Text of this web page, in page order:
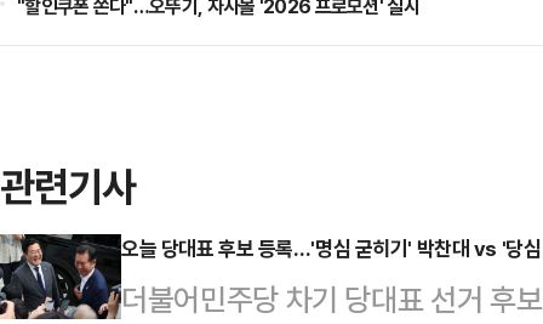
"할인쿠폰 쏜다"…오뚜기, 자사몰 '2026 프로모션' 실시
관련기사
오늘 당대표 후보 등록…'명심 굳히기' 박찬대 vs '당
더불어민주당 차기 당대표 선거 후